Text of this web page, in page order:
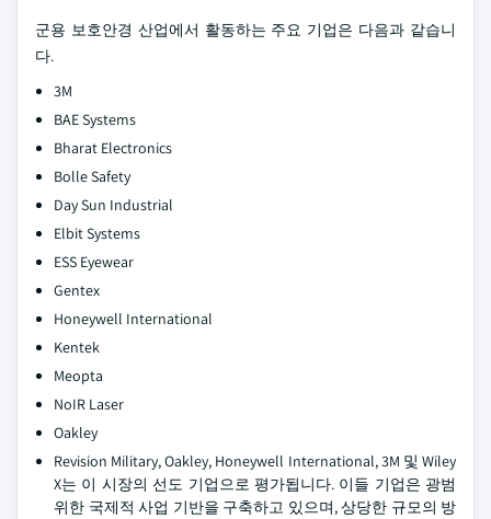
군용 보호안경 산업에서 활동하는 주요 기업은 다음과 같습니
다.
3M
BAE Systems
Bharat Electronics
Bolle Safety
Day Sun Industrial
Elbit Systems
ESS Eyewear
Gentex
Honeywell International
Kentek
Meopta
NoIR Laser
Oakley
Revision Military, Oakley, Honeywell International, 3M 및 Wiley
X는 이 시장의 선도 기업으로 평가됩니다. 이들 기업은 광범
위한 국제적 사업 기반을 구축하고 있으며, 상당한 규모의 방